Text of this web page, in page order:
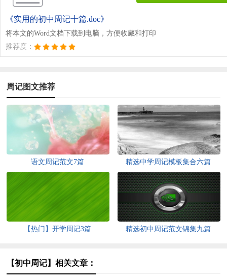
《实用的初中周记十篇.doc》
将本文的Word文档下载到电脑，方便收藏和打印
推荐度：
周记图文推荐
语文周记范文7篇 精选中学周记模板集合六篇
【热门】开学周记3篇 精选初中周记范文锦集九篇
【初中周记】相关文章：